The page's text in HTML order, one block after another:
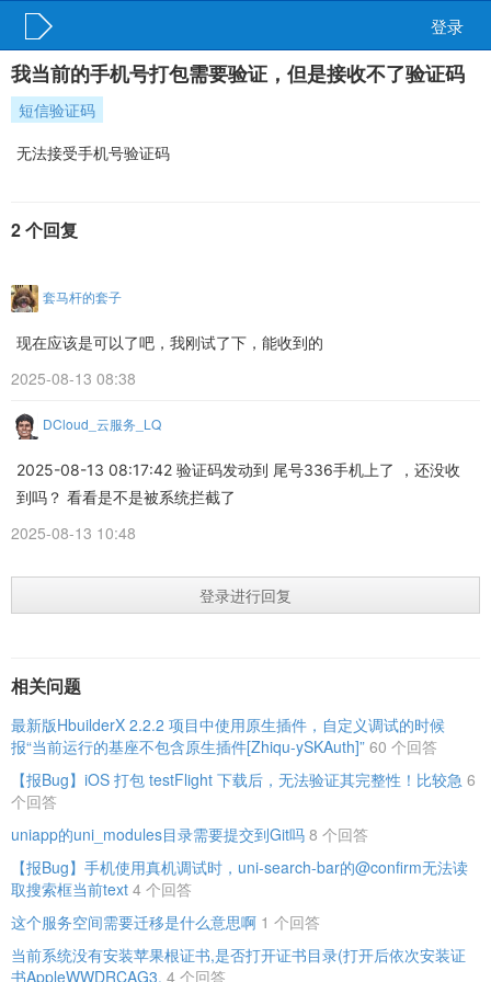
登录
我当前的手机号打包需要验证，但是接收不了验证码
短信验证码
无法接受手机号验证码
2 个回复
套马杆的套子
现在应该是可以了吧，我刚试了下，能收到的
2025-08-13 08:38
DCloud_云服务_LQ
2025-08-13 08:17:42 验证码发动到 尾号336手机上了 ，还没收
到吗？ 看看是不是被系统拦截了
2025-08-13 10:48
登录进行回复
相关问题
最新版HbuilderX 2.2.2 项目中使用原生插件，自定义调试的时候
报“当前运行的基座不包含原生插件[Zhiqu-ySKAuth]” 60 个回答
【报Bug】iOS 打包 testFlight 下载后，无法验证其完整性！比较急 6
个回答
uniapp的uni_modules目录需要提交到Git吗 8 个回答
【报Bug】手机使用真机调试时，uni-search-bar的@confirm无法读
取搜索框当前text 4 个回答
这个服务空间需要迁移是什么意思啊 1 个回答
当前系统没有安装苹果根证书,是否打开证书目录(打开后依次安装证
书AppleWWDRCAG3. 4 个回答